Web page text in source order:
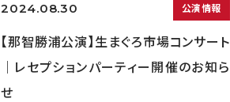
2024.08.30 公演情報
【那智勝浦公演】生まぐろ市場コンサート
｜レセプションパーティー開催のお知ら
せ